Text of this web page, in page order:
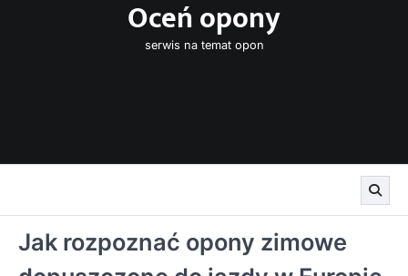
Oceń opony
serwis na temat opon
Jak rozpoznać opony zimowe